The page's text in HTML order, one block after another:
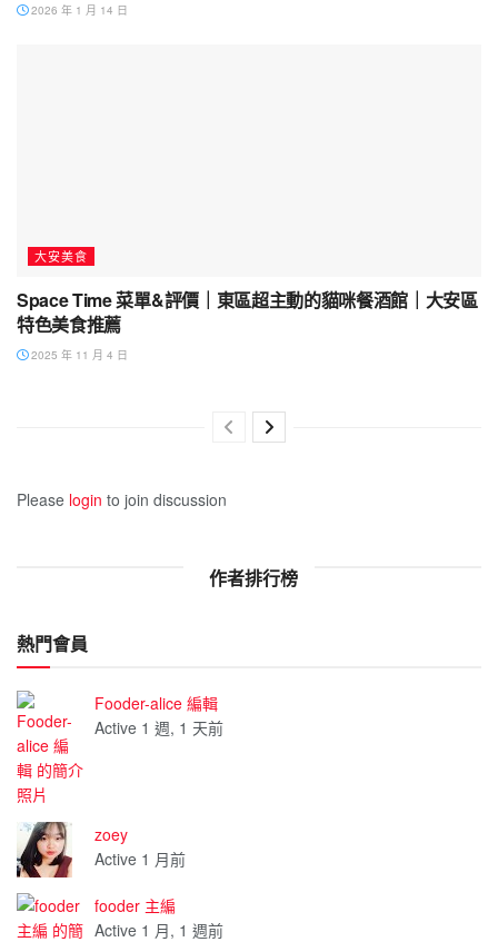
2026 年 1 月 14 日
大安美食
Space Time 菜單&評價｜東區超主動的貓咪餐酒館｜大安區
特色美食推薦
2025 年 11 月 4 日
Please login to join discussion
作者排行榜
熱門會員
Fooder-alice 編輯
Active 1 週, 1 天前
zoey
Active 1 月前
fooder 主編
Active 1 月, 1 週前